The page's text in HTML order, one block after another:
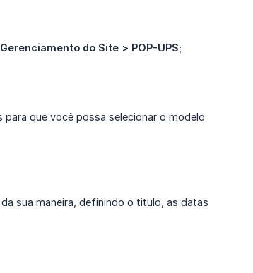
Gerenciamento do Site > POP-UPS;
que você possa selecionar o modelo
sua maneira, definindo o titulo, as datas